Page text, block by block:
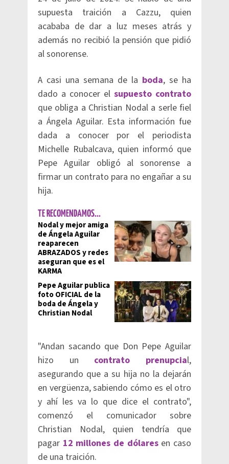
supuesta traición a Cazzu, quien
acababa de dar a luz meses atrás y
además no recibió la pensión que pidió
al sonorense.
A casi una semana de la boda, se ha
dado a conocer el supuesto contrato
que obliga a Christian Nodal a serle fiel
a Ángela Aguilar. Esta información fue
dada a conocer por el periodista
Michelle Rubalcava, quien informó que
Pepe Aguilar obligó al sonorense a
firmar un contrato para no engañar a su
hija.
TE RECOMENDAMOS...
Nodal y mejor amiga
de Ángela Aguilar
reaparecen
ABRAZADOS y redes
aseguran que es el
KARMA
Pepe Aguilar publica
foto OFICIAL de la
boda de Ángela y
Christian Nodal
"Andan sacando que Don Pepe Aguilar
hizo un contrato prenupcial,
asegurando que a su hija no la dejarán
en vergüenza, sabiendo cómo es el otro
y ahí les va lo que dice el contrato",
comenzó el comunicador sobre
Christian Nodal, quien tendría que
pagar 12 millones de dólaresen caso
de una traición.